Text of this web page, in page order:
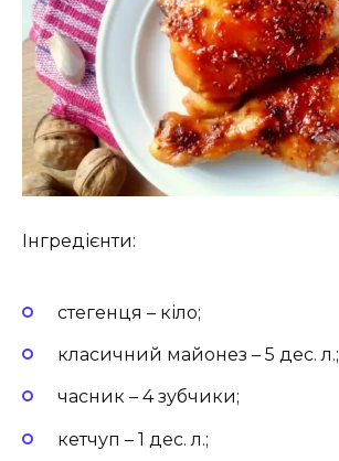
Інгредієнти:
стегенця – кіло;
класичний майонез – 5 дес. л.;
часник – 4 зубчики;
кетчуп – 1 дес. л.;